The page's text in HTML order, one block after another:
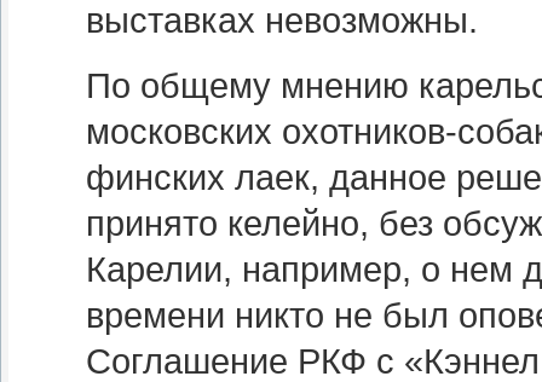
выставках невозможны.
По общему мнению
московских охотников-
финских лаек, данное
принято келейно, без
Карелии, например, о нем
времени никто не был
Соглашение РКФ с «Кэннел